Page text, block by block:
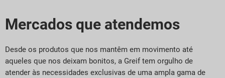
Mercados que atendemos
Desde os produtos que nos mantêm em movimento até
aqueles que nos deixam bonitos, a Greif tem orgulho de
atender às necessidades exclusivas de uma ampla gama de